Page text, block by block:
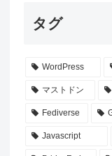
タグ
WordPress
マストドン
Fediverse
Javascript